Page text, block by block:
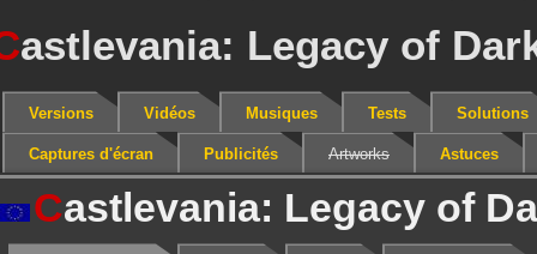
astlevania: Legacy of
Versions Vidéos Musiques Tests Solutions
Captures d'écran Publicités Artworks Astuces
Castlevania: Legacy of